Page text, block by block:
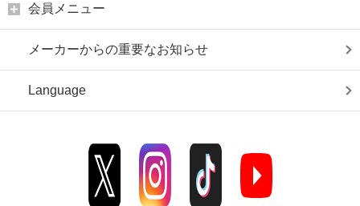
会員メニュー
メーカーからの重要なお知らせ
Language